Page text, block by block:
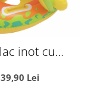
inot cu
galben
39,90 Lei